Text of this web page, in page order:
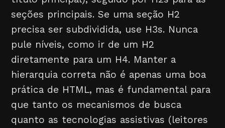
seções principais. Se uma seção H2
precisa ser subdividida, use H3s. Nunca
pule níveis, como ir de um H2
diretamente para um H4. Manter a
hierarquia correta não é apenas uma boa
prática de HTML, mas é fundamental para
que tanto os mecanismos de busca
quanto as tecnologias assistivas (leitores